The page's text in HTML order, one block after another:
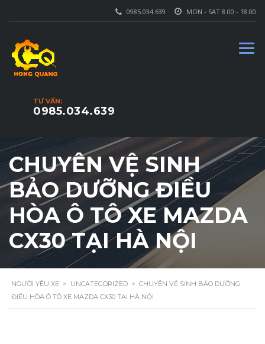
MON - SAT 8.00 - 18.00
0985.034.639
TƯ VẤN:
0985.034.639
CHUYÊN VỆ SINH
BẢO DƯỠNG ĐIỀU
HÒA Ô TÔ XE MAZDA
CX30 TẠI HÀ NỘI
NGƯỜI YÊU XE > UNCATEGORIZED > CHUYÊN VỆ SINH BẢO DƯỠNG
ĐIỀU HÒA Ô TÔ XE MAZDA CX30 TẠI HÀ NỘI